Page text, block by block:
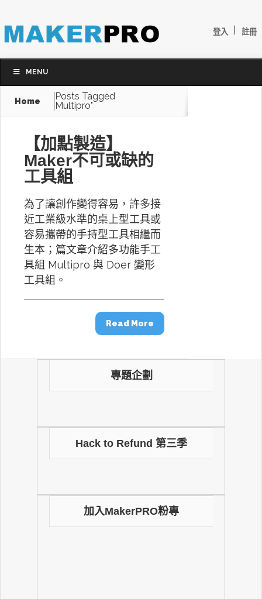
登入 註冊
MENU
Home
Posts Tagged
Multipro"
【加點製造】
Maker不可或缺的
工具組
為了讓創作變得容易，許多接
近工業級水準的桌上型工具或
容易攜帶的手持型工具相繼而
生本；篇文章介紹多功能手工
具組 Multipro 與 Doer 變形
工具組。
Read More
專題企劃
Hack to Refund 第三季
加入MakerPRO粉專